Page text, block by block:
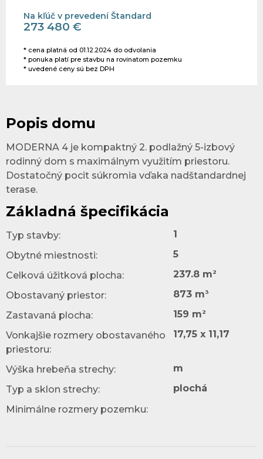
Na kľúč v prevedení Štandard
273 480 €
* cena platná od 01.12.2024 do odvolania
* ponuka platí pre stavbu na rovinatom pozemku
* uvedené ceny sú bez DPH
Popis domu
MODERNA 4 je kompaktný 2. podlažný 5-izbový
rodinný dom s maximálnym využitím priestoru.
Dostatočný pocit súkromia vďaka nadštandardnej
terase.
Základná špecifikácia
Typ stavby:
1
Obytné miestnosti:
5
Celková úžitková plocha:
237.8 m2
Obostavaný priestor: 873 m3
Zastavaná plocha: 159 m2
Vonkajšie rozmery obostavaného
priestoru:
17,75 x 11,17
Výška hrebeňa strechy:
m
Typ a sklon strechy:
plochá
Minimálne rozmery pozemku: